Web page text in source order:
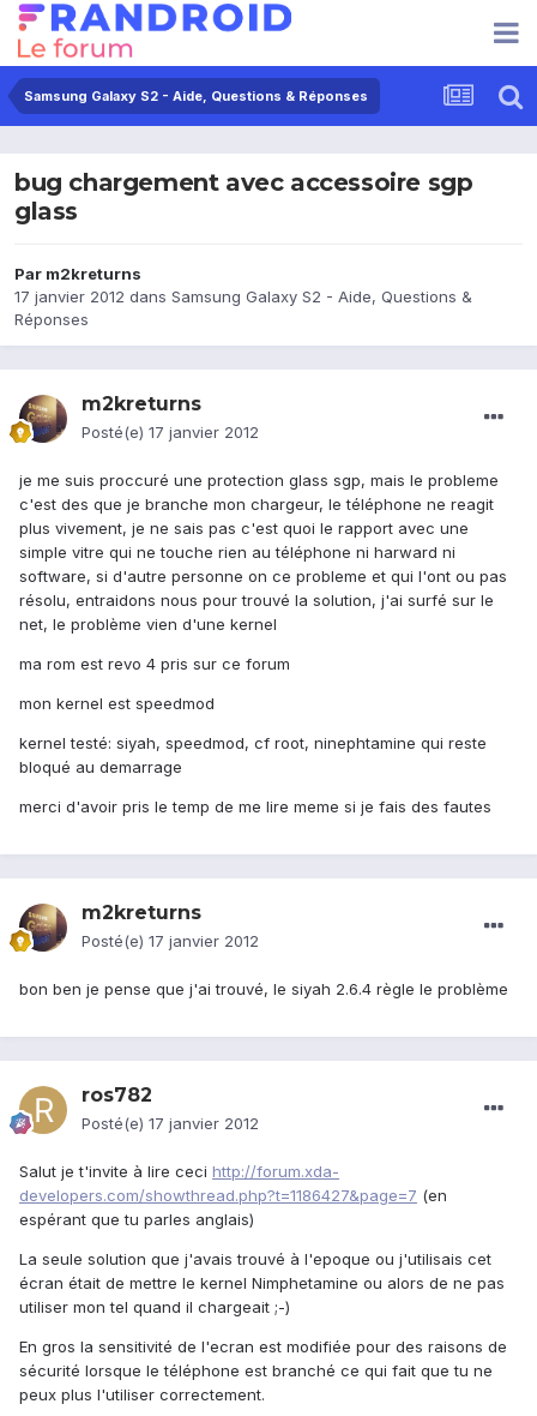
Samsung Galaxy S2 - Aide, Questions & Réponses
bug chargement avec accessoire sgp
glass
Par m2kreturns
17 janvier 2012 dans Samsung Galaxy S2 - Aide, Questions &
Réponses
m2kreturns
Posté(e) 17 janvier 2012
je me suis proccuré une protection glass sgp, mais le probleme
c'est des que je branche mon chargeur, le téléphone ne reagit
plus vivement, je ne sais pas c'est quoi le rapport avec une
simple vitre qui ne touche rien au téléphone ni harward ni
software, si d'autre personne on ce probleme et qui l'ont ou pas
résolu, entraidons nous pour trouvé la solution, j'ai surfé sur le
net, le problème vien d'une kernel
ma rom est revo 4 pris sur ce forum
mon kernel est speedmod
kernel testé: siyah, speedmod, cf root, ninephtamine qui reste
bloqué au demarrage
merci d'avoir pris le temp de me lire meme si je fais des fautes
m2kreturns
Posté(e) 17 janvier 2012
bon ben je pense que j'ai trouvé, le siyah 2.6.4 règle le problème
ros782
Posté(e) 17 janvier 2012
Salut je t'invite à lire ceci http://forum.xda-
developers.com/showthread.php?t=1186427&page=7 (en
espérant que tu parles anglais)
La seule solution que j'avais trouvé à l'epoque ou j'utilisais cet
écran était de mettre le kernel Nimphetamine ou alors de ne pas
utiliser mon tel quand il chargeait ;-)
En gros la sensitivité de l'ecran est modifiée pour des raisons de
sécurité lorsque le téléphone est branché ce qui fait que tu ne
peux plus l'utiliser correctement.